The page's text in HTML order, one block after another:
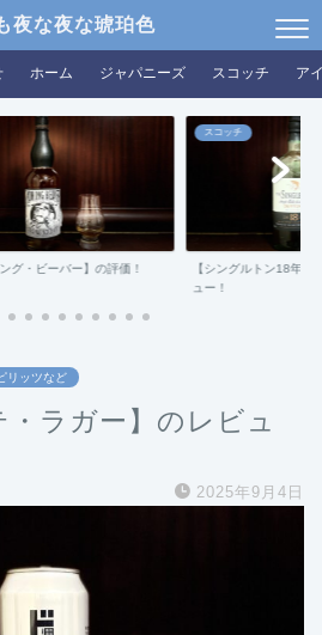
夜な夜な琥珀色
ホーム ジャパニーズ スコッチ ア
グ・ビーバー】の評価！
スコッチ
【シングルトン18年ダ
ュー！
リッツなど
・ラガー】のレビュ
2025年9月4日